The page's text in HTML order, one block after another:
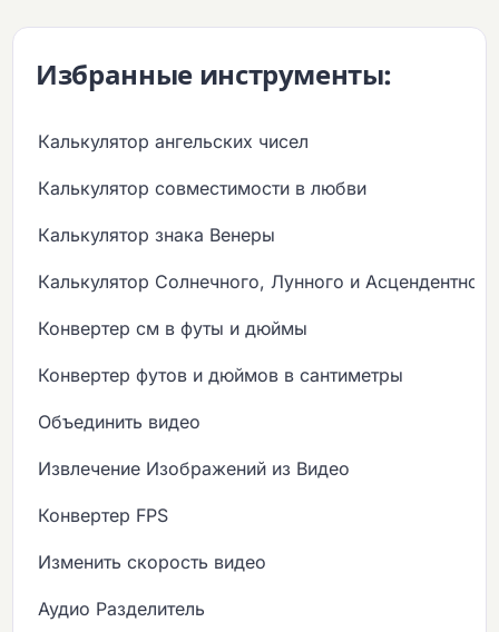
Избранные инструменты:
Калькулятор ангельских чисел
Калькулятор совместимости в любви
Калькулятор знака Венеры
Калькулятор Солнечного, Лунного и
Конвертер см в футы и дюймы
Конвертер футов и дюймов в сантиметры
Объединить видео
Извлечение Изображений из Видео
Конвертер FPS
Изменить скорость видео
Аудио Разделитель